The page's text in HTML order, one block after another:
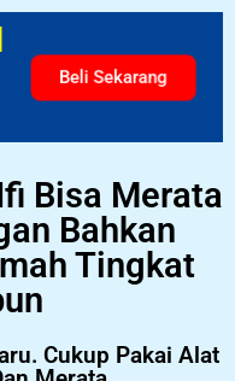
Beli Sekarang
Bisa Merata
Bahkan
Tingkat
Cukup Pakai Alat